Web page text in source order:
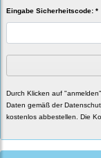
Eingabe Sicherheitscode: *
Durch Klicken auf
Daten gemäß der
kostenlos abbestellen. Die